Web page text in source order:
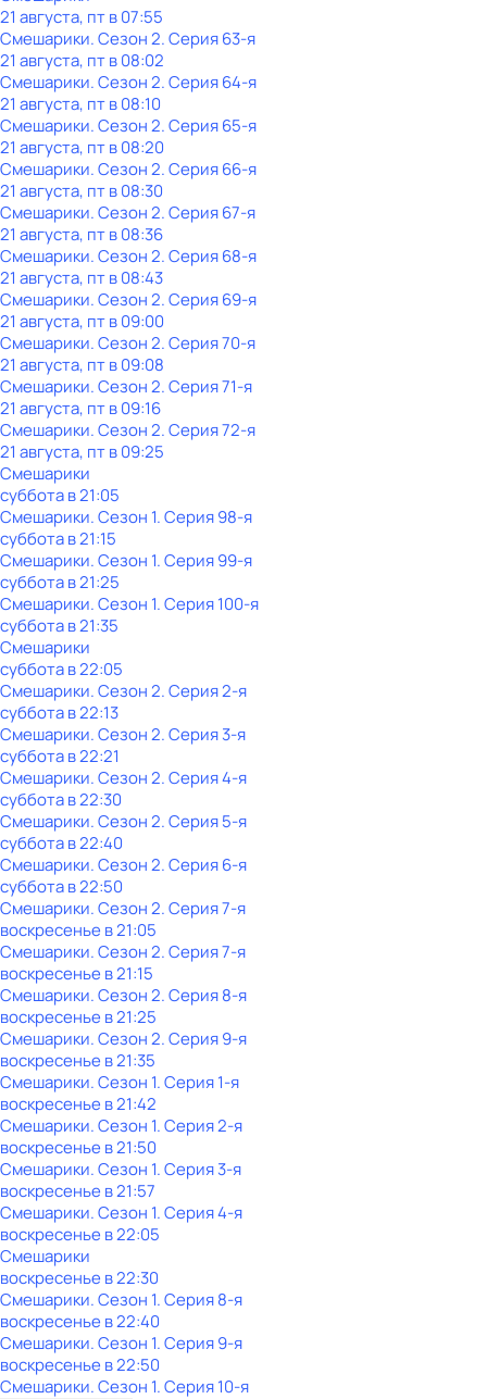
21 августа, пт в 07:55
Смешарики. Сезон 2. Серия 63-я
21 августа, пт в 08:02
Смешарики. Сезон 2. Серия 64-я
21 августа, пт в 08:10
Смешарики. Сезон 2. Серия 65-я
21 августа, пт в 08:20
Смешарики. Сезон 2. Серия 66-я
21 августа, пт в 08:30
Смешарики. Сезон 2. Серия 67-я
21 августа, пт в 08:36
Смешарики. Сезон 2. Серия 68-я
21 августа, пт в 08:43
Смешарики. Сезон 2. Серия 69-я
21 августа, пт в 09:00
Смешарики. Сезон 2. Серия 70-я
21 августа, пт в 09:08
Смешарики. Сезон 2. Серия 71-я
21 августа, пт в 09:16
Смешарики. Сезон 2. Серия 72-я
21 августа, пт в 09:25
Смешарики
субботав21:05
Смешарики. Сезон 1. Серия 98-я
субботав21:15
Смешарики. Сезон 1. Серия 99-я
субботав21:25
Смешарики. Сезон 1. Серия 100-я
субботав21:35
Смешарики
субботав22:05
Смешарики. Сезон 2. Серия 2-я
субботав22:13
Смешарики. Сезон 2. Серия 3-я
субботав22:21
Смешарики. Сезон 2. Серия 4-я
субботав22:30
Смешарики. Сезон 2. Серия 5-я
субботав22:40
Смешарики. Сезон 2. Серия 6-я
субботав22:50
Смешарики. Сезон 2. Серия 7-я
воскресенье в21:05
Смешарики. Сезон 2. Серия 7-я
воскресенье в21:15
Смешарики. Сезон 2. Серия 8-я
воскресенье в21:25
Смешарики. Сезон 2. Серия 9-я
воскресенье в21:35
Смешарики. Сезон 1. Серия 1-я
воскресенье в21:42
Смешарики. Сезон 1. Серия 2-я
воскресенье в21:50
Смешарики. Сезон 1. Серия 3-я
воскресенье в21:57
Смешарики. Сезон 1. Серия 4-я
воскресенье в22:05
Смешарики
воскресенье в22:30
Смешарики. Сезон 1. Серия 8-я
воскресенье в22:40
Смешарики. Сезон 1. Серия 9-я
воскресенье в22:50
Смешарики. Сезон 1. Серия 10-я